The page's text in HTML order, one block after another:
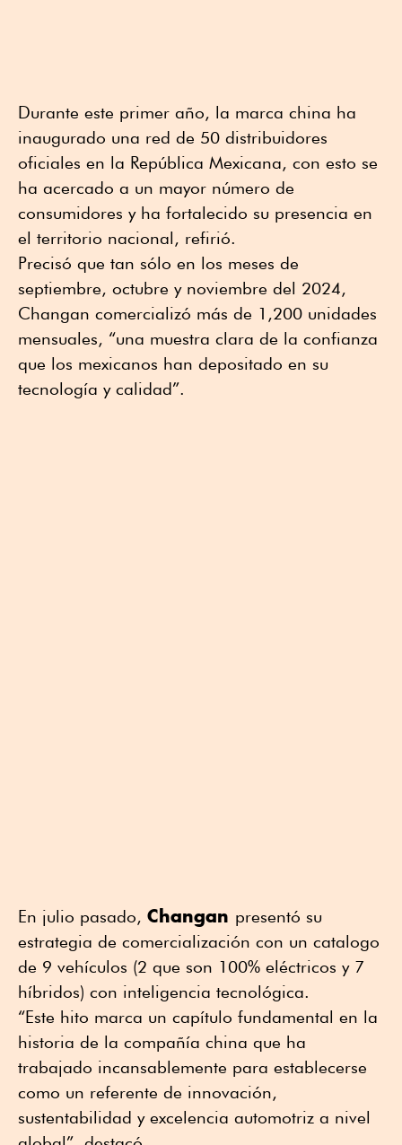
Durante este primer año, la marca china ha
inaugurado una red de 50 distribuidores
oficiales en la República Mexicana, con esto se
ha acercado a un mayor número de
consumidores y ha fortalecido su presencia en
el territorio nacional, refirió.
Precisó que tan sólo en los meses de
septiembre, octubre y noviembre del 2024,
Changan comercializó más de 1,200 unidades
mensuales, “una muestra clara de la confianza
que los mexicanos han depositado en su
tecnología y calidad”.
En julio pasado, Changan presentó su
estrategia de comercialización con un catalogo
de 9 vehículos (2 que son 100% eléctricos y 7
híbridos) con inteligencia tecnológica.
“Este hito marca un capítulo fundamental en la
historia de la compañía china que ha
trabajado incansablemente para establecerse
como un referente de innovación,
sustentabilidad y excelencia automotriz a nivel